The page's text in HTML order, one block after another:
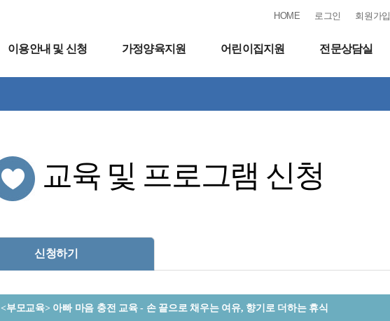
HOME 로그인 회원가입
이용안내 및 신청 가정양육지원 어린이집지원 전문상담실
교육 및 프로그램 신청
신청하기
<부모교육> 아빠 마음 충전 교육 - 손 끝으로 채우는 여유, 향기로 더하는 휴식